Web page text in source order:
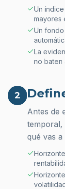
Un
mayores
Un
La
no baten
2
Antes de
temporal,
qué vas